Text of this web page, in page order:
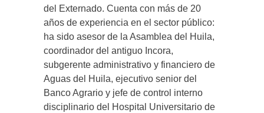
del Externado. Cuenta con más de 20
años de experiencia en el sector público:
ha sido asesor de la Asamblea del Huila,
coordinador del antiguo Incora,
subgerente administrativo y financiero de
Aguas del Huila, ejecutivo senior del
Banco Agrario y jefe de control interno
disciplinario del Hospital Universitario de